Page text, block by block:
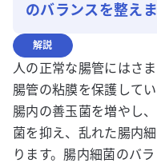
のバランスを整えま
解説
人の正常な腸管にはさ
腸管の粘膜を保護して
腸内の善玉菌を増やし
菌を抑え、乱れた腸内
ります。腸内細菌のバ